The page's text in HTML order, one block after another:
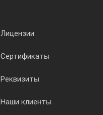
Лицензии
Сертификаты
Реквизиты
Наши клиенты